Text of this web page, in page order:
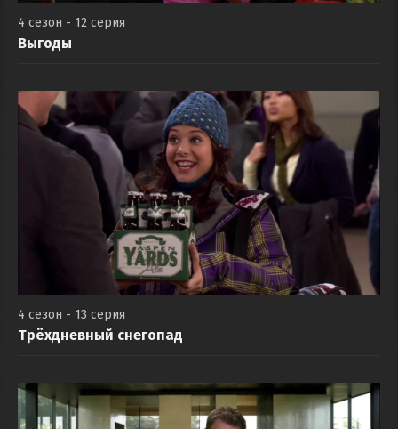
4 сезон - 12 серия
Выгоды
4 сезон - 13 серия
Трёхдневный снегопад